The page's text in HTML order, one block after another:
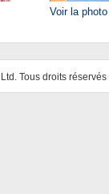
Voir la photo
Tous droits